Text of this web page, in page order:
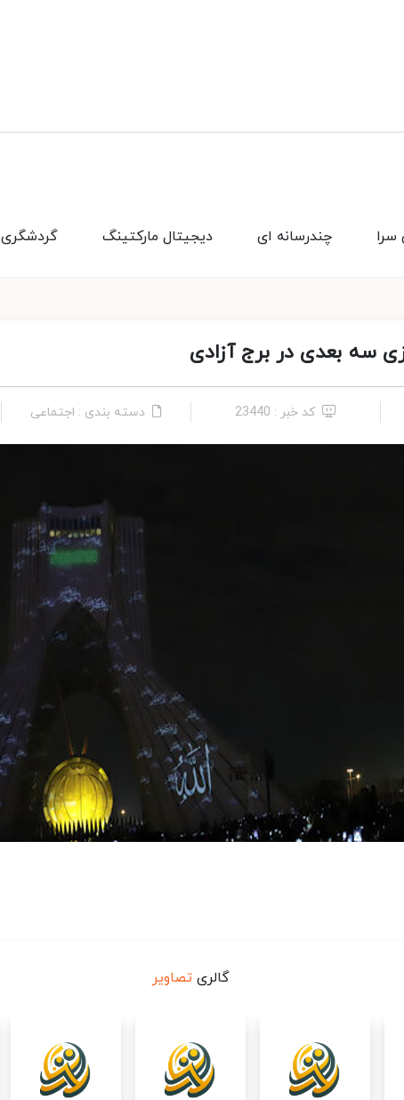
گردشگری دیجیتال مارکتینگ چندرسانه ای
سه بعدی در برج آزادی
کد خبر : 23440 دسته بندی : اجتماعی
گالری تصاویر